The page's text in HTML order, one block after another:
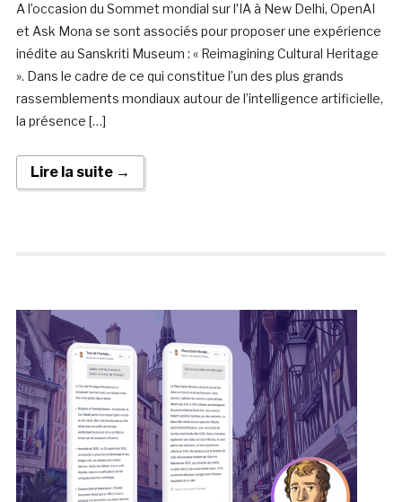
A l’occasion du Sommet mondial sur lʼIA à New Delhi, OpenAI
et Ask Mona se sont associés pour proposer une expérience
inédite au Sanskriti Museum : « Reimagining Cultural Heritage
». Dans le cadre de ce qui constitue l’un des plus grands
rassemblements mondiaux autour de l’intelligence artificielle,
la présence […]
Lire la suite →